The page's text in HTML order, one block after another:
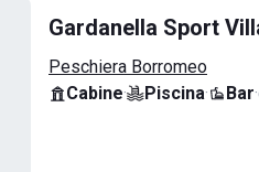
Gardanella Sport
Peschiera Borromeo
Cabine· Piscina· Bar·